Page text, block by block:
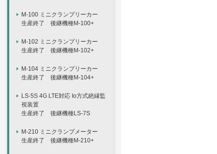
M-100 ミニクランプリーカー
生産終了 後継機種M-100+
M-102 ミニクランプリーカー
生産終了 後継機種M-102+
M-104 ミニクランプリーカー
生産終了 後継機種M-104+
LS-5S 4G LTE対応 Io方式絶縁監
視装置
生産終了 後継機種LS-7S
M-210 ミニクランプメーター
生産終了 後継機種M-210+